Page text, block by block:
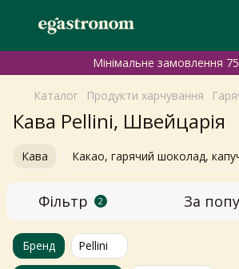
Мінімальне замовлення
Каталог Продукти харчування
Кава Pellini, Швейцарія
Кава Какао, гарячий шоколад,
Фільтр 2 За
Бренд Pellini